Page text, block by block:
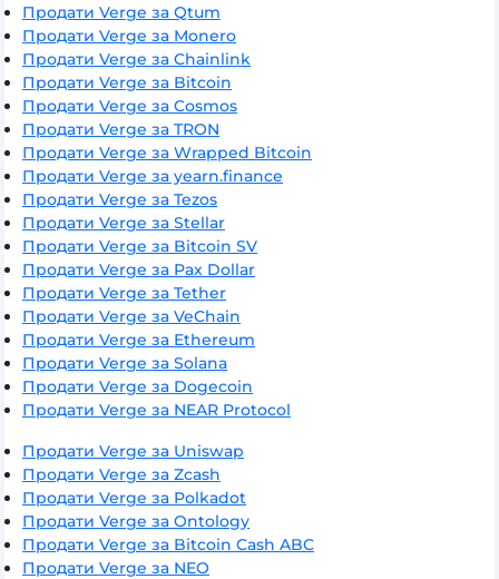
Продати Verge за Qtum
Продати Verge за Monero
Продати Verge за Chainlink
Продати Verge за Bitcoin
Продати Verge за Cosmos
Продати Verge за TRON
Продати Verge за Wrapped Bitcoin
Продати Verge за yearn.finance
Продати Verge за Tezos
Продати Verge за Stellar
Продати Verge за Bitcoin SV
Продати Verge за Pax Dollar
Продати Verge за Tether
Продати Verge за VeChain
Продати Verge за Ethereum
Продати Verge за Solana
Продати Verge за Dogecoin
Продати Verge за NEAR Protocol
Продати Verge за Uniswap
Продати Verge за Zcash
Продати Verge за Polkadot
Продати Verge за Ontology
Продати Verge за Bitcoin Cash ABC
Продати Verge за NEO